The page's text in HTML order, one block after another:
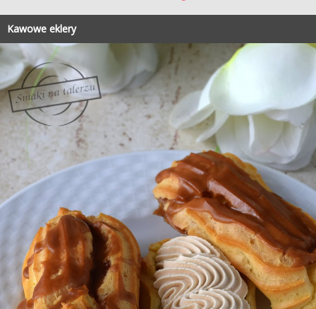
Kawowe eklery